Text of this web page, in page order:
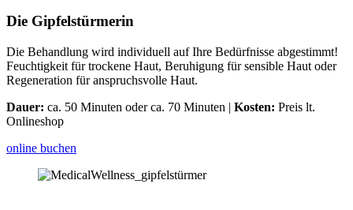
Die Gipfelstürmerin
Die Behandlung wird individuell auf Ihre Bedürfnisse abgestimmt!
Feuchtigkeit für trockene Haut, Beruhigung für sensible Haut oder
Regeneration für ­anspruchsvolle Haut.
Dauer: ca. 50 Minuten oder ca. 70 Minuten | Kosten: Preis lt.
Onlineshop
online buchen